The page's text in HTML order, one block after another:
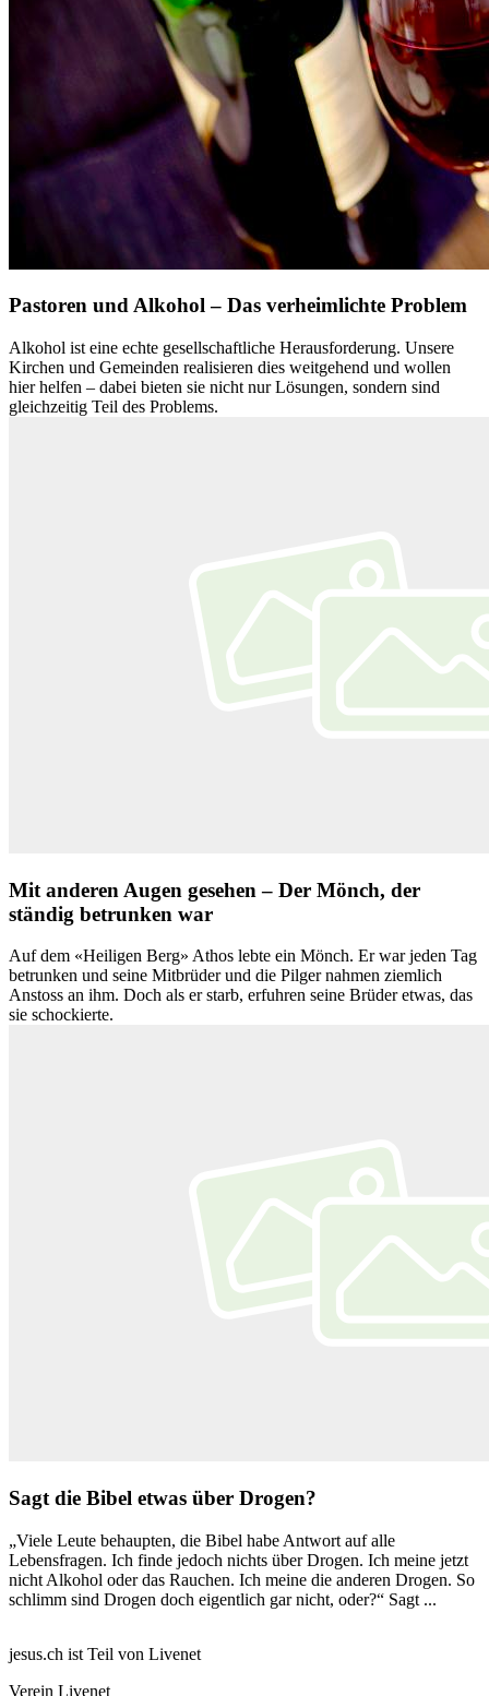
Pastoren und Alkohol – Das verheimlichte Problem
Alkohol ist eine echte gesellschaftliche Herausforderung. Unsere
Kirchen und Gemeinden realisieren dies weitgehend und wollen
hier helfen – dabei bieten sie nicht nur Lösungen, sondern sind
gleichzeitig Teil des Problems.
Mit anderen Augen gesehen – Der Mönch, der
ständig betrunken war
Auf dem «Heiligen Berg» Athos lebte ein Mönch. Er war jeden Tag
betrunken und seine Mitbrüder und die Pilger nahmen ziemlich
Anstoss an ihm. Doch als er starb, erfuhren seine Brüder etwas, das
sie schockierte.
Sagt die Bibel etwas über Drogen?
„Viele Leute behaupten, die Bibel habe Antwort auf alle
Lebensfragen. Ich finde jedoch nichts über Drogen. Ich meine jetzt
nicht Alkohol oder das Rauchen. Ich meine die anderen Drogen. So
schlimm sind Drogen doch eigentlich gar nicht, oder?“ Sagt ...
jesus.ch ist Teil von Livenet
Verein Livenet